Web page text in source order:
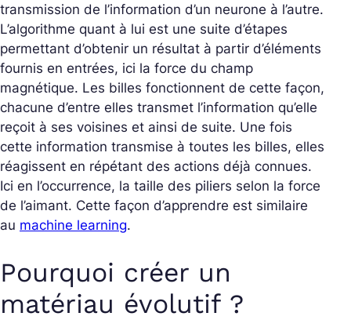
transmission de l’information d’un neurone à l’autre.
L’algorithme quant à lui est une suite d’étapes
permettant d’obtenir un résultat à partir d’éléments
fournis en entrées, ici la force du champ
magnétique. Les billes fonctionnent de cette façon,
chacune d’entre elles transmet l’information qu’elle
reçoit à ses voisines et ainsi de suite. Une fois
cette information transmise à toutes les billes, elles
réagissent en répétant des actions déjà connues.
Ici en l’occurrence, la taille des piliers selon la force
de l’aimant. Cette façon d’apprendre est similaire
au machine learning.
Pourquoi créer un
matériau évolutif ?